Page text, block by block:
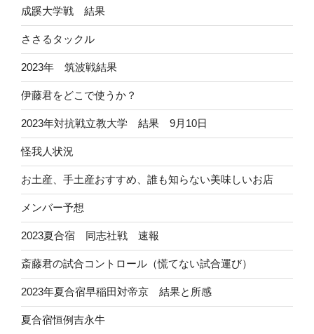
成蹊大学戦 結果
ささるタックル
2023年 筑波戦結果
伊藤君をどこで使うか？
2023年対抗戦立教大学 結果 9月10日
怪我人状況
お土産、手土産おすすめ、誰も知らない美味しいお店
メンバー予想
2023夏合宿 同志社戦 速報
斎藤君の試合コントロール（慌てない試合運び）
2023年夏合宿早稲田対帝京 結果と所感
夏合宿恒例吉永牛